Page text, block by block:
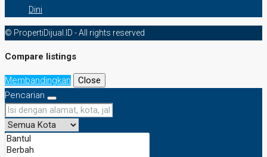
Dini
© PropertiDijual.ID - All rights reserved
Compare listings
Membandingkan
Close
Pencarian